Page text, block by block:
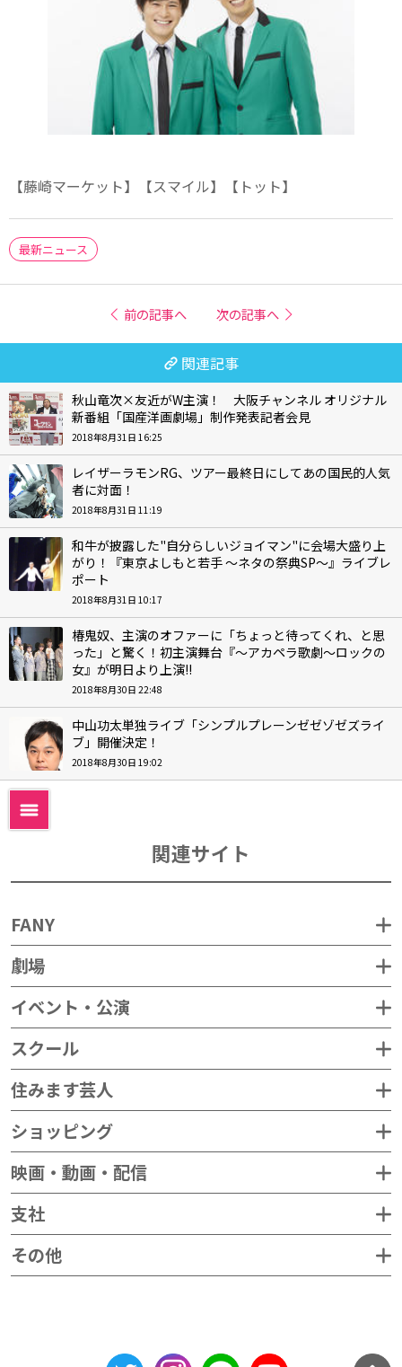
【藤崎マーケット】【スマイル】【トット】
最新ニュース
前の記事へ 次の記事へ
関連記事
秋山竜次×友近がW主演！ 大阪チャンネル オリジナル
新番組「国産洋画劇場」制作発表記者会見
2018年8月31日 16:25
レイザーラモンRG、ツアー最終日にしてあの国民的人気
者に対面！
2018年8月31日 11:19
和牛が披露した"自分らしいジョイマン"に会場大盛り上
がり！『東京よしもと若手 ～ネタの祭典SP～』ライブレ
ポート
2018年8月31日 10:17
椿鬼奴、主演のオファーに「ちょっと待ってくれ、と思
った」と驚く！初主演舞台『～アカペラ歌劇～ロックの
女』が明日より上演!!
2018年8月30日 22:48
中山功太単独ライブ「シンプルプレーンゼゼゾゼズライ
ブ」開催決定！
2018年8月30日 19:02
関連サイト
FANY
劇場
イベント・公演
スクール
住みます芸人
ショッピング
映画・動画・配信
支社
その他